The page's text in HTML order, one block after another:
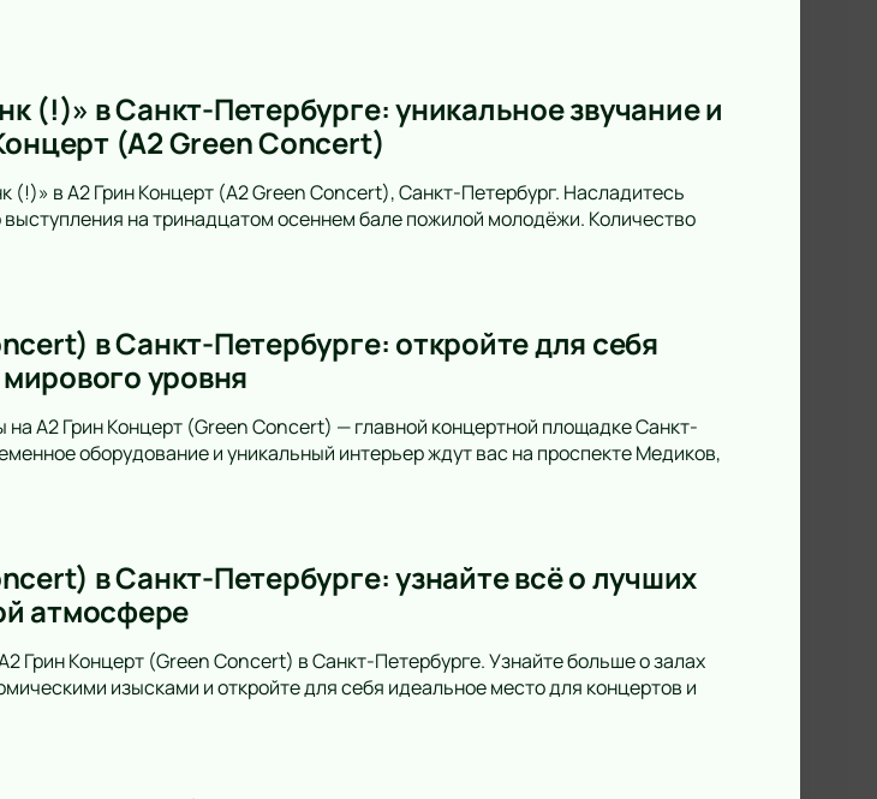
(!)» в Санкт-Петербурге: уникальное звучание и
(A2 Green Concert)
(!)» в А2 Грин Концерт (A2 Green Concert), Санкт-Петербург. Насладитесь
на тринадцатом осеннем бале пожилой молодёжи. Количество
в Санкт-Петербурге: откройте для себя
уровня
A2 Грин Концерт (Green Concert) — главной концертной площадке Санкт-
оборудование и уникальный интерьер ждут вас на проспекте Медиков,
в Санкт-Петербурге: узнайте всё о лучших
атмосфере
Грин Концерт (Green Concert) в Санкт-Петербурге. Узнайте больше о залах
изысками и откройте для себя идеальное место для концертов и